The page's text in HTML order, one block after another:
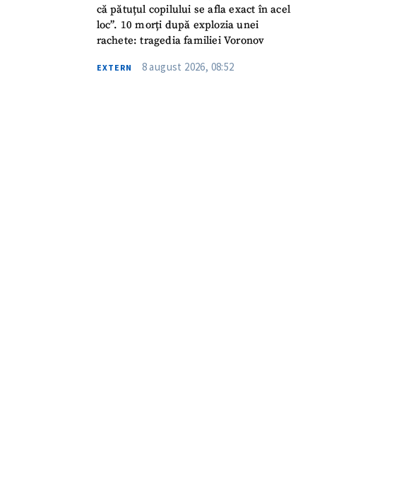
că pătuțul copilului se afla exact în acel
loc”. 10 morți după explozia unei
rachete: tragedia familiei Voronov
EXTERN 8 august 2026, 08:52
Am citit și sunt de acord cupolitica de